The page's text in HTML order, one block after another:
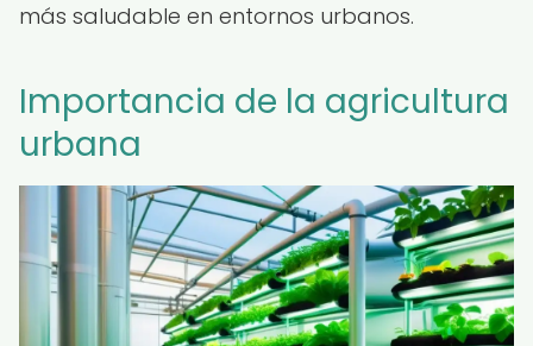
más saludable en entornos urbanos.
Importancia de la agricultura
urbana